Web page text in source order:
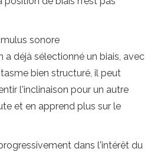
sonore
a déjà sélectionné un biais, avec
bien structuré, il peut
l'inclinaison pour un autre
et en apprend plus sur le
dans l'intérêt du